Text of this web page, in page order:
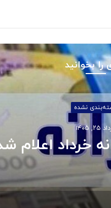
را بخوانید
اقتصادی
۱۶, ۱۴۰۵
رکورد زد